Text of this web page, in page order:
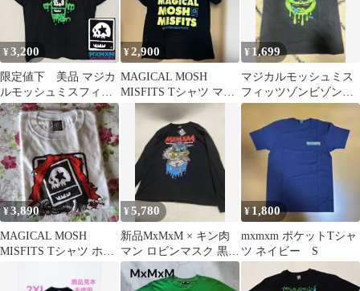
¥3,200
限定値下 美品 マジカ
ルモッシュミスフィッ
ツ Lサイズ ネオンカラ
ー MxMxM
¥2,900
MAGICAL MOSH
MISFITS Tシャツ マモ
¥ 1,699
マジカルモッシュミス
フィッツゾンビゾンビ
ゾンビデザイン Tシャ
ツ ブラック
¥3,890
MAGICAL MOSH
MISFITS Tシャツ ホワ
¥5,780
新品MxMxM × キン肉
マン ロビンマスク 黒M
マジカルモッシュミス
フィッツ
¥ 1,800
mxmxm ポケットTシャ
ツ ネイビー S